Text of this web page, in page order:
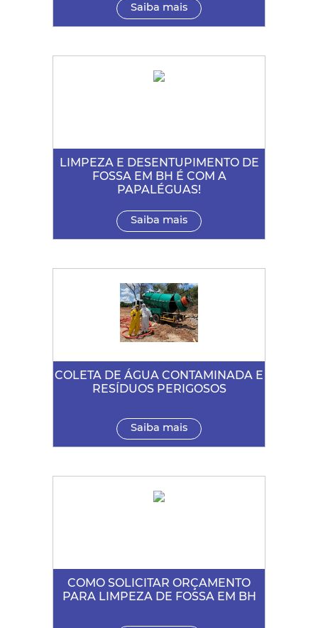
Saiba mais
LIMPEZA E DESENTUPIMENTO DE
FOSSA EM BH É COM A
PAPALÉGUAS!
Saiba mais
COLETA DE ÁGUA CONTAMINADA E
RESÍDUOS PERIGOSOS
Saiba mais
COMO SOLICITAR ORÇAMENTO
PARA LIMPEZA DE FOSSA EM BH